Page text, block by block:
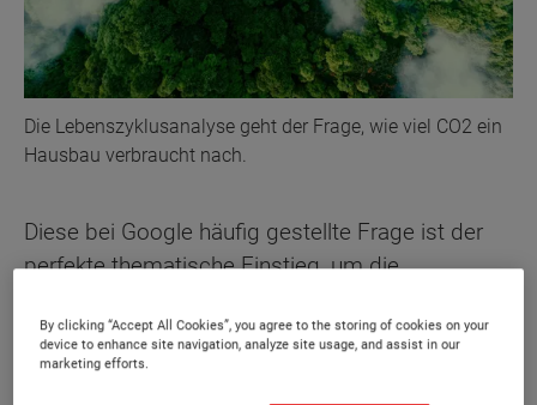
Die Lebenszyklusanalyse geht der Frage, wie viel CO2 ein
Hausbau verbraucht nach.
Diese bei Google häufig gestellte Frage ist der
perfekte thematische Einstieg, um die
greifbar zu machen. Zahlen belegen, dass die
graue Energie für den Kilmaschutz mittlerweile
By clicking “Accept All Cookies”, you agree to the storing of cookies on your
device to enhance site navigation, analyze site usage, and assist in our
marketing efforts.